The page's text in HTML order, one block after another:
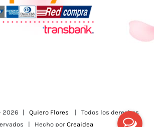
2026 | Quiero Flores
| Todos los derechos
| Hecho por Creaidea